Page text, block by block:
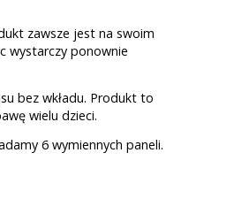
zawsze jest na swoim
wystarczy ponownie
bez wkładu. Produkt to
wielu dzieci.
6 wymiennych paneli.